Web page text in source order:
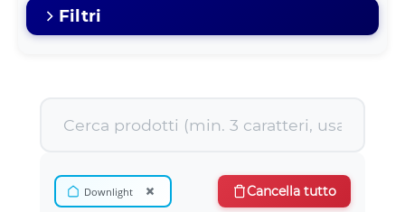
Filtri
Downlight × Cancella tutto